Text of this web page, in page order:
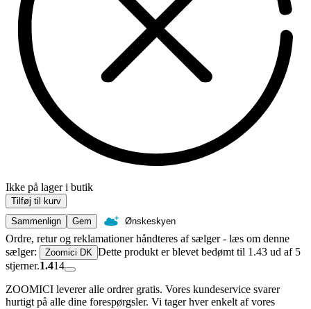
Ikke på lager i butik
Tilføj til kurv
Sammenlign
Gem Ønskeskyen
Ordre, retur og reklamationer håndteres af sælger - læs om denne
sælger:
Zoomici DK Dette produkt er blevet bedømt til 1.43 ud af 5
stjerner.1.414
ZOOMICI leverer alle ordrer gratis. Vores kundeservice svarer
hurtigt på alle dine forespørgsler. Vi tager hver enkelt af vores